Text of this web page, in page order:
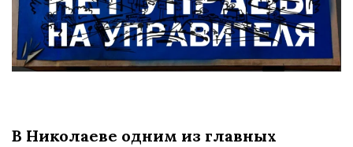
В Николаеве одним из главных